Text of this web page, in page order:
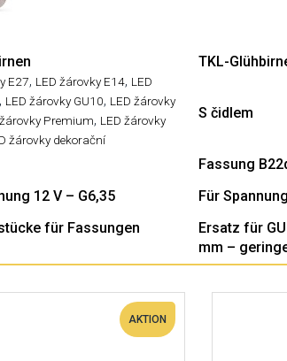
E27, LED žárovky E14, LED
LED žárovky GU10, LED žárovky
Premium, LED žárovky
žárovky dekorační
TKL-
S čidlem
Fassung
12 V – G6,35
Für
für Fassungen
Ersatz für
mm –
AKTION